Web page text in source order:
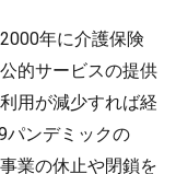
年に介護保険
的サービスの提供
用が減少すれば経
パンデミックの
業の休止や閉鎖を